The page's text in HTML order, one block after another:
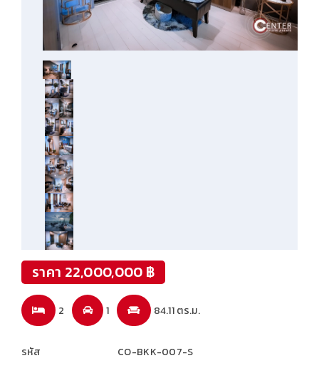
ราคา 22,000,000 ฿
2 1 84.11 ตร.ม.
รหัส
CO-BKK-007-S